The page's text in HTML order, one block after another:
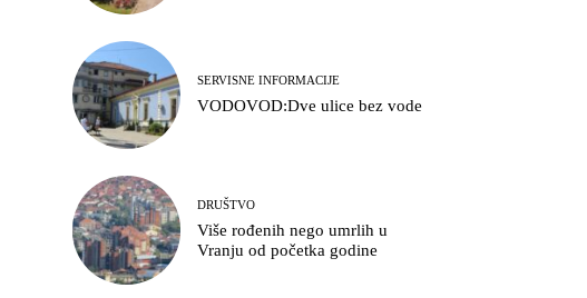
SERVISNE INFORMACIJE
VODOVOD:Dve ulice bez vode
DRUŠTVO
Više rođenih nego umrlih u
Vranju od početka godine